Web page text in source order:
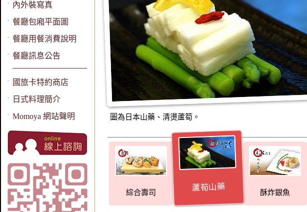
內外裝寫真
餐廳包廂平面圖
餐廳用餐消費說明
餐廳訊息公告
國旅卡特約商店
日式料理簡介
Momoya 網站聲明
圖為日本山藥、清燙蘆筍。
綜合壽司
蘆筍山藥
酥炸銀魚